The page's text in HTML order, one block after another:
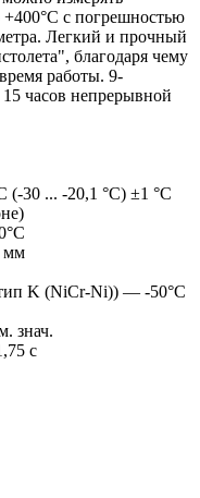
+400°С с погрешностью
Легкий и прочный
благодаря чему
работы. 9-
15 часов непрерывной
(-30 ... -20,1 °C) ±1 °C
мм
K (NiCr-Ni)) — -50°C
знач.
с